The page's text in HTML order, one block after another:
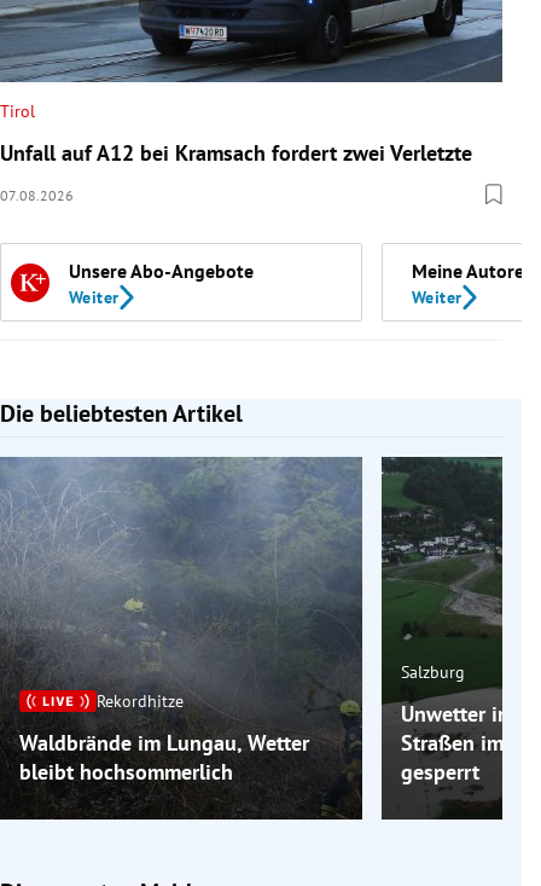
Tirol
Unfall auf A12 bei Kramsach fordert zwei Verletzte
07.08.2026
Unsere Abo-Angebote
Weiter
Meine Autoren
Weiter
Die beliebtesten Artikel
Slide 1 von 7
Rekordhitze
Waldbrände im Lungau, Wetter
bleibt hochsommerlich
Salzburg
Unwetter in
Straßen im
gesperrt